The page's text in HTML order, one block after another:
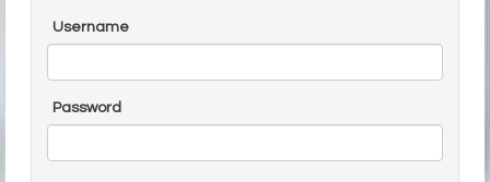
Username
Password